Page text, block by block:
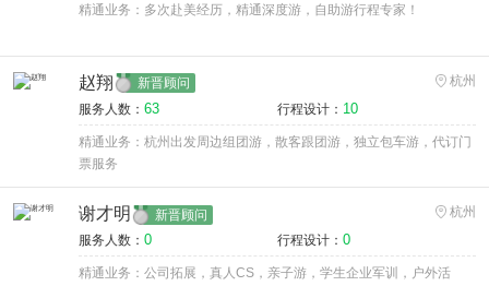
精通业务：多次赴美经历，精通深度游，自助游行程专家！
赵翔 新晋顾问
杭州
服务人数： 63 行程设计： 10
精通业务：杭州出发周边组团游，散客跟团游，独立包车游，代订门
票服务
谢才明 新晋顾问
杭州
服务人数： 0 行程设计： 0
精通业务：公司拓展，真人CS，亲子游，学生企业军训，户外活